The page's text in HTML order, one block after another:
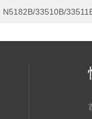
N5182B/33510B/